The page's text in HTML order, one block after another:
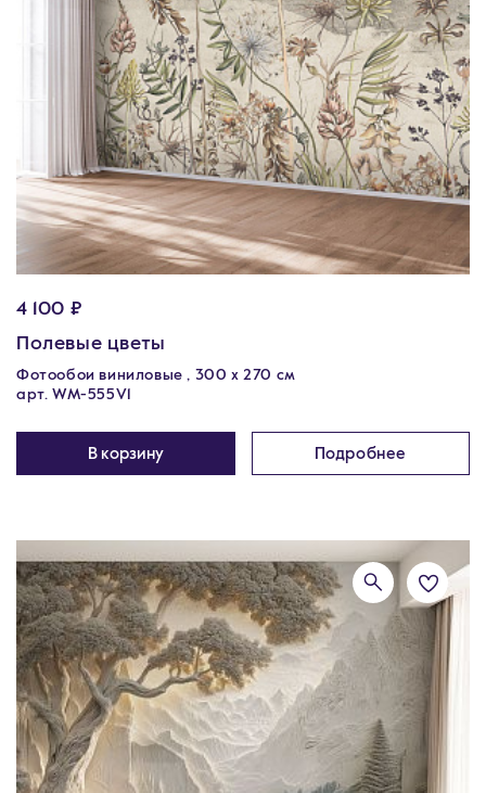
4 100 ₽
Полевые цветы
Фотообои виниловые , 300 х 270 см
арт. WM-555V1
В корзину Подробнее